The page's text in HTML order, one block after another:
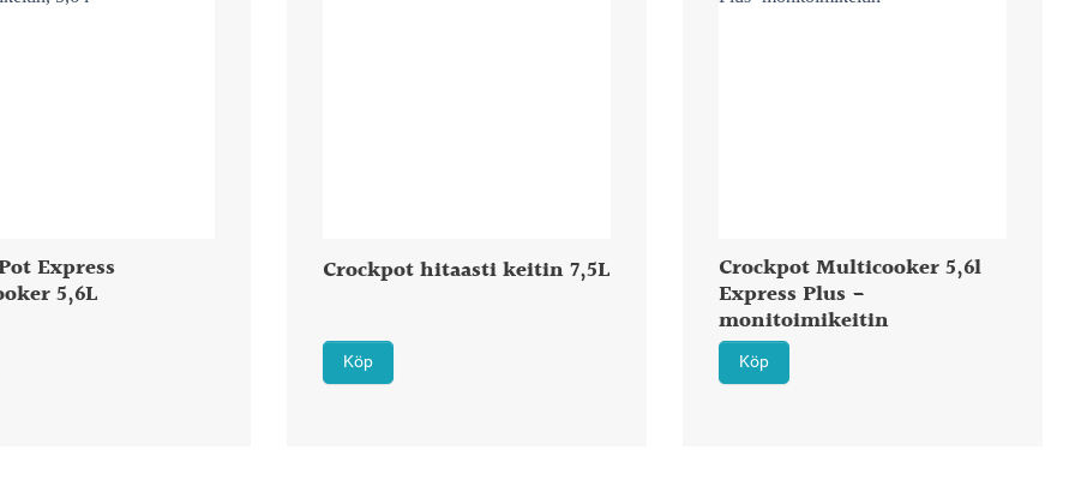
Express
5,6L
Crockpot hitaasti keitin 7,5L
Köp
Crockpot Multicooker 5,6l
Express Plus -
monitoimikeitin
Köp